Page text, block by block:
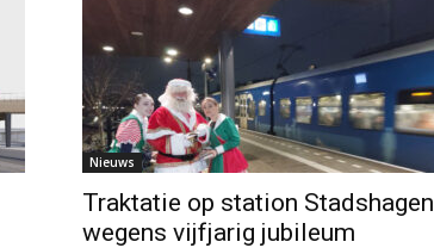
Nieuws
Traktatie op station Stadshagen
wegens vijfjarig jubileum